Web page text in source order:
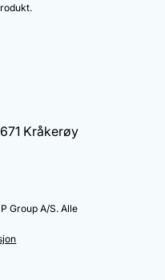
Kråkerøy
Group A/S. Alle